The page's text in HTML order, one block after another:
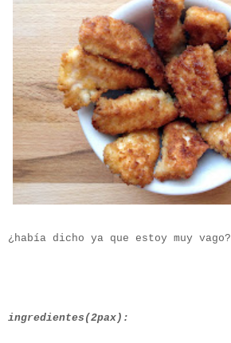
¿había dicho ya que estoy muy vago?
ingredientes(2pax):